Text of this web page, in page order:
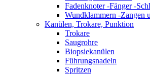
Fadenknoter -Fänger -
Wundklammern -Zangen
Kanülen, Trokare, Punktion
Trokare
Saugrohre
Biopsiekanülen
Führungsnadeln
Spritzen